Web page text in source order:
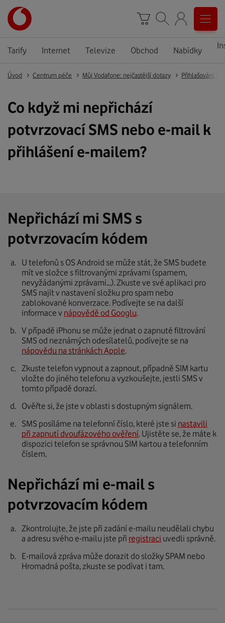
Tarify Internet Televize Obchod Nabídky
Úvod Centrum péče Můj Vodafone: nejčastější dotazy Přihlašování e-
Co když mi nepřichází
potvrzovací SMS nebo e-mail k
přihlášení e-mailem?
Nepřichází mi SMS s
potvrzovacím kódem
U telefonů s OS Android se může stát, že SMS budete
mít ve složce s filtrovanými zprávami (spamem,
nevyžádanými zprávami...). Zkuste ve své aplikaci pro
SMS najít v nastavení složku pro spam nebo
zablokované konverzace. Podívejte se na další
informace v nápovědě od Googlu.
V případě iPhonu se může jednat o zapnuté filtrování
SMS od neznámých odesílatelů, podívejte se na
nápovědu na stránkách Apple.
Zkuste telefon vypnout a zapnout, případně SIM kartu
vložte do jiného telefonu a vyzkoušejte, jestli SMS v
tomto případě dorazí.
Ověřte si, že jste v oblasti s dostupným signálem.
SMS posíláme na telefonní číslo, které jste si nastavili
při zapnutí dvoufázového ověření. Ujistěte se, že máte k
dispozici telefon se správnou SIM kartou a telefonním
číslem.
Nepřichází mi e-mail s
potvrzovacím kódem
Zkontrolujte, že jste při zadání e-mailu neudělali chybu
a adresu svého e-mailu jste při registraci uvedli správně.
E-mailová zpráva může dorazit do složky SPAM nebo
Hromadná pošta, zkuste se podívat i tam.